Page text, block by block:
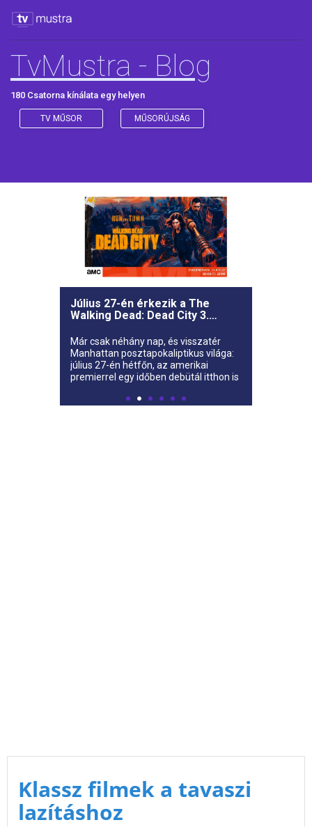
TvMustra - Blog
180 Csatorna kínálata egy helyen
TV MŰSOR MŰSORÚJSÁG
Július 27-én érkezik a The
Walking Dead: Dead City 3.
Már csak néhány nap, és visszatér
Manhattan posztapokaliptikus világa:
július 27-én hétfőn, az amerikai
premierrel egy időben debütál itthon is
City harmadik évada.
Klassz filmek a tavaszi
lazításhoz